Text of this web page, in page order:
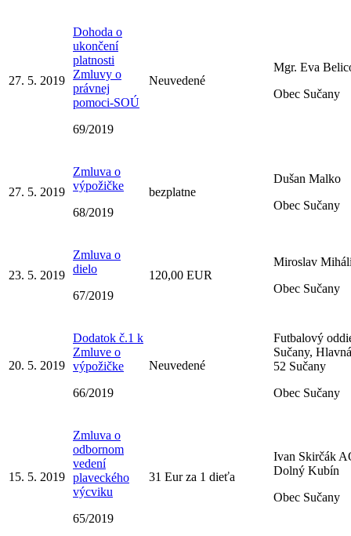
27. 5. 2019
Dohoda o
ukončení
platnosti
Zmluvy o
právnej
pomoci-SOÚ
69/2019
Neuvedené
Mgr. Eva
Obec Sučany
27. 5. 2019
Zmluva o
výpožičke
68/2019
bezplatne
Dušan Malko
Obec Sučany
23. 5. 2019
Zmluva o
dielo
67/2019
120,00 EUR
Miroslav
Obec Sučany
20. 5. 2019
Dodatok č.1 k
Zmluve o
výpožičke
66/2019
Neuvedené
Futbalový
Sučany,
52 Sučany
Obec Sučany
15. 5. 2019
Zmluva o
odbornom
vedení
plaveckého
výcviku
65/2019
31 Eur za 1 dieťa
Ivan Skirčák
Dolný Kubín
Obec Sučany